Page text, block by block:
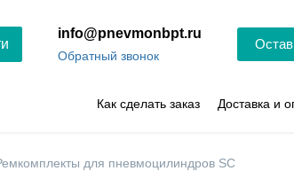
info@pnevmonbpt.ru
Обратный звонок
Как сделать заказ Доставка и
для пневмоцилиндров SC